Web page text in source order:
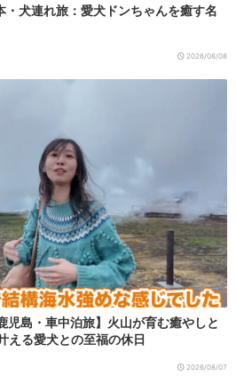
・犬連れ旅：愛犬ドンちゃんを癒す名
2026/08/08
児島・車中泊旅】火山が育む癒やしと
える愛犬との至福の休日
2026/08/07